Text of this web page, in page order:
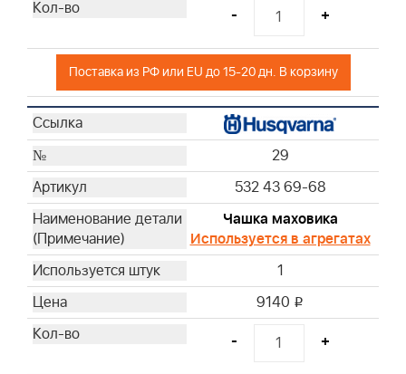
- +
Поставка из РФ или EU до 15-20 дн. В корзину
29
532 43 69-68
Чашка маховика
Используется в агрегатах
1
9140 i
- +